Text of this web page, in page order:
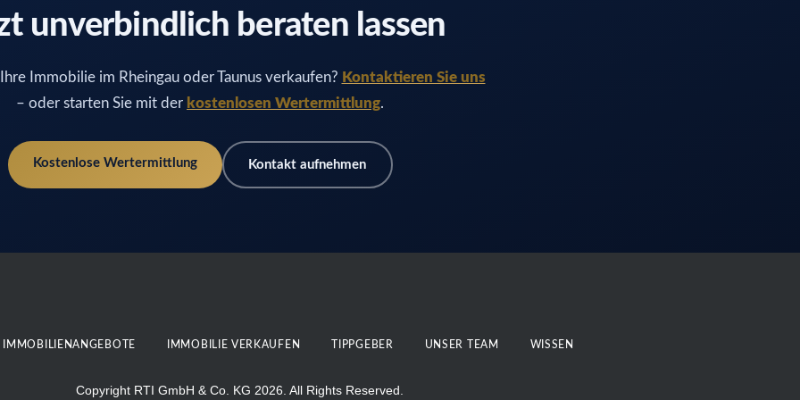
unverbindlich beraten lassen
Immobilie im Rheingau oder Taunus verkaufen? Kontaktieren Sie uns
– oder starten Sie mit der kostenlosen Wertermittlung.
Kostenlose Wertermittlung Kontakt aufnehmen
IMMOBILIENANGEBOTE IMMOBILIE VERKAUFEN TIPPGEBER UNSER TEAM WISSEN
Copyright RTI GmbH & Co. KG 2026. All Rights Reserved.